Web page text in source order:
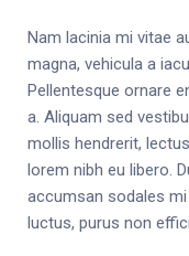
Nam lacinia mi vitae
magna, vehicula a
Pellentesque ornare
a. Aliquam sed
mollis hendrerit,
lorem nibh eu libero.
accumsan sodales
luctus, purus non